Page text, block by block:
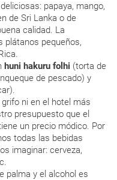
papaya, mango,
de Sri Lanka o de
calidad. La
plátanos pequeños,
huni hakuru folhi (torta de
de pescado) y
ni en el hotel más
presupuesto que el
un precio módico. Por
todas las bebidas
imaginar: cerveza,
palma y el alcohol es